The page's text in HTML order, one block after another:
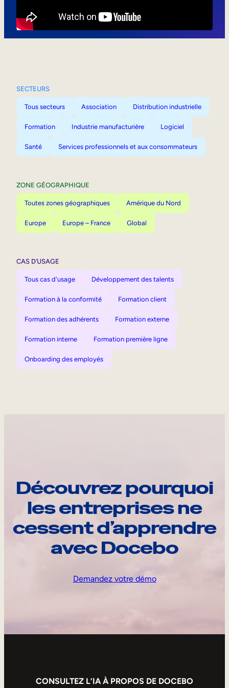
SECTEURS
Tous secteurs Association Distribution industrielle
Formation Industrie manufacturière Logiciel
Santé Services professionnels et aux consommateurs
ZONE GÉOGRAPHIQUE
Toutes zones géographiques Amérique du Nord
Europe Europe – France Global
CAS D’USAGE
Tous cas d'usage Développement des talents
Formation à la conformité Formation client
Formation des adhérents Formation externe
Formation interne Formation première ligne
Onboarding des employés
Découvrez pourquoi
les entreprises ne
cessent d’apprendre
avec Docebo
Demandez votre démo
CONSULTEZ L’IA À PROPOS DE DOCEBO